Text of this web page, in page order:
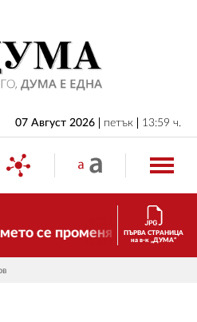
07 Август 2026 петък 13:59 ч.
се променя и налагаПЪРВА СТРАНИЦА
на в-к „ДУМА“
БЪЛГАРИЯ
ИЗБОРИ
СВЯТ